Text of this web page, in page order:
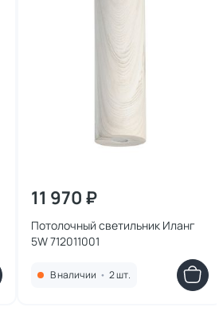
11 970 ₽
Потолочный светильник Иланг
5W 712011001
В наличии • 2 шт.